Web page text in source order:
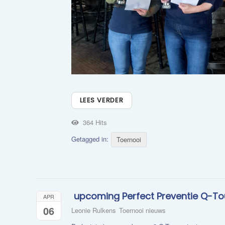
LEES VERDER
364 Hits
Getagged in:
Toernooi
APR
06
upcoming Perfect Preventie Q-
Leonie Rulkens Toernooi nieuws